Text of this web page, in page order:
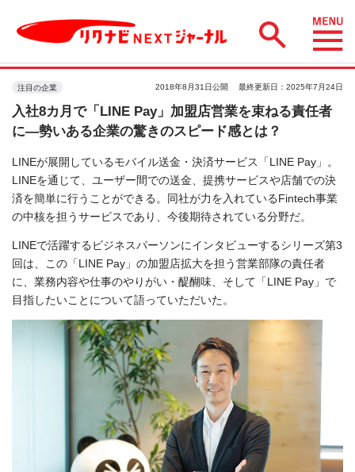
注目の企業 2018年8月31日公開 最終更新日：2025年7月24日
入社8カ月で「LINE Pay」加盟店営業を束ねる責任者
に―勢いある企業の驚きのスピード感とは？
LINEが展開しているモバイル送金・決済サービス「LINE Pay」。
LINEを通じて、ユーザー間での送金、提携サービスや店舗での決
済を簡単に行うことができる。同社が力を入れているFintech事業
の中核を担うサービスであり、今後期待されている分野だ。
LINEで活躍するビジネスパーソンにインタビューするシリーズ第3
回は、この「LINE Pay」の加盟店拡大を担う営業部隊の責任者
に、業務内容や仕事のやりがい・醍醐味、そして「LINE Pay」で
目指したいことについて語っていただいた。